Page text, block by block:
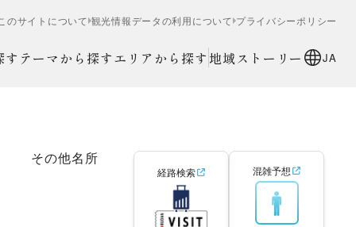
のサイトについて 観光情報データの利用について プライバシーポリシー
す テーマから探すエリアから探す 地域ストーリー JA
その他名所
経路検索 混雑予想